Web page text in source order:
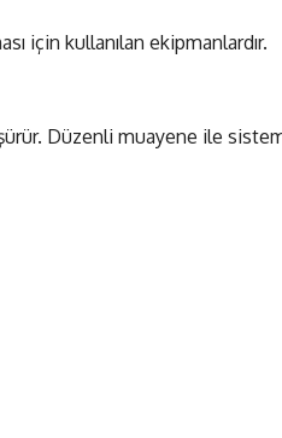
için kullanılan ekipmanlardır.
Düzenli muayene ile